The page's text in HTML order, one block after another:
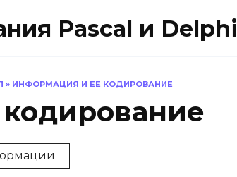
Pascal и Delphi
» ИНФОРМАЦИЯ И ЕЕ КОДИРОВАНИЕ